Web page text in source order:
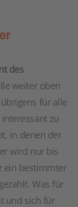
des
weiter oben
für alle
zu
in denen der
wird nur bis
ein bestimmter
Was für
und sich für